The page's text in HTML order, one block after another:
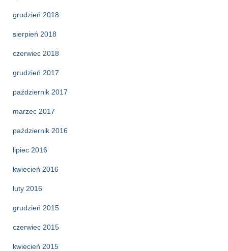
grudzień 2018
sierpień 2018
czerwiec 2018
grudzień 2017
październik 2017
marzec 2017
październik 2016
lipiec 2016
kwiecień 2016
luty 2016
grudzień 2015
czerwiec 2015
kwiecień 2015